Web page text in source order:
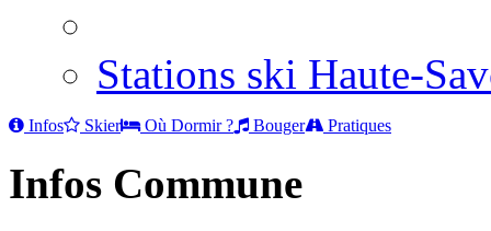
Stations ski Haute-
Infos Skier Où Dormir ? Bouger Pratiques
Infos Commune